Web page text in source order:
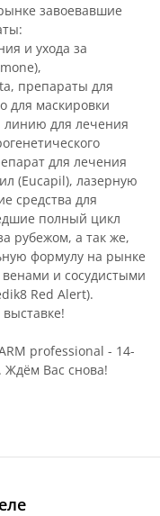
завоевавшие
и ухода за
препараты для
для маскировки
линию для лечения
для лечения
(Eucapil), лазерную
средства для
полный цикл
рубежом, а так же,
формулу на рынке
и сосудистыми
Red Alert).
professional - 14-
Ждём Вас снова!